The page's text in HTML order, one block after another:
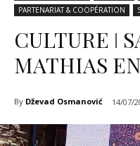
PARTENARIAT & COOPÉRATION
CULTURE ǀ
MATHIAS
By Dževad Osmanović 14/07/